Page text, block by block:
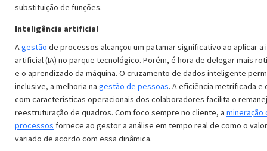
substituição de funções.
Inteligência artificial
Agestão de processos alcançou um patamar significativo ao aplicar a
artificial (IA) no parque tecnológico. Porém, é hora de delegar mais
e o aprendizado da máquina. O cruzamento de dados inteligente
inclusive, a melhoria na gestão de pessoas. A eficiência metrificada e
com características operacionais dos colaboradores facilita o
reestruturação de quadros. Com foco sempre no cliente, a mineração
processos fornece ao gestor a análise em tempo real de como o
variado de acordo com essa dinâmica.